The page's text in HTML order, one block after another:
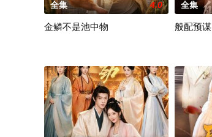
全集 4.0
金鳞不是池中物
全集
般配预谋